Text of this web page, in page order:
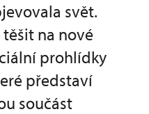
svět.
na nové
prohlídky
představí
součást